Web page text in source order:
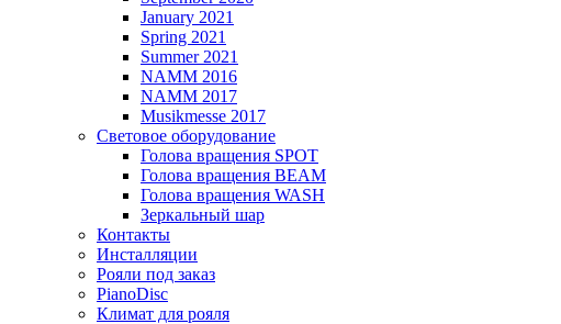
January 2021
Spring 2021
Summer 2021
NAMM 2016
NAMM 2017
Musikmesse 2017
Световое оборудование
Голова вращения SPOT
Голова вращения BEAM
Голова вращения WASH
Зеркальный шар
Контакты
Инсталляции
Рояли под заказ
PianoDisc
Климат для рояля